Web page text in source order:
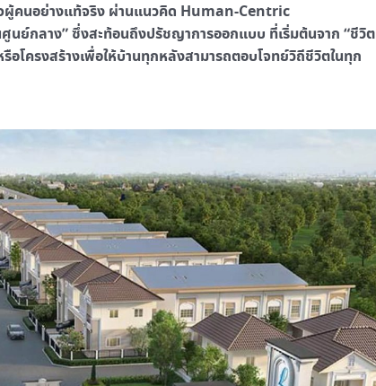
ผู้คนอย่างแท้จริง ผ่านแนวคิด Human-Centric
ย์กลาง” ซึ่งสะท้อนถึงปรัชญาการออกแบบ ที่เริ่มต้นจาก “ชีวิต
โครงสร้างเพื่อให้บ้านทุกหลังสามารถตอบโจทย์วิถีชีวิตในทุก